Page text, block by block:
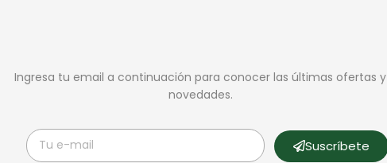
Ingresa tu email a continuación para conocer las últimas ofertas y
novedades.
Suscríbete